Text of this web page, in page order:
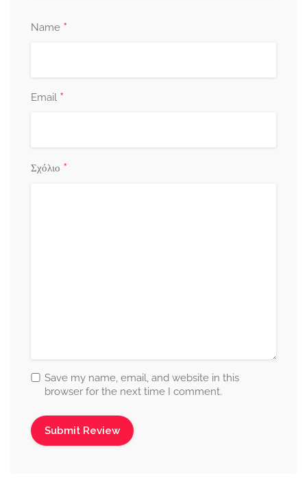
Name *
Email *
Σχόλιο *
Save my name, email, and website in this
browser for the next time I comment.